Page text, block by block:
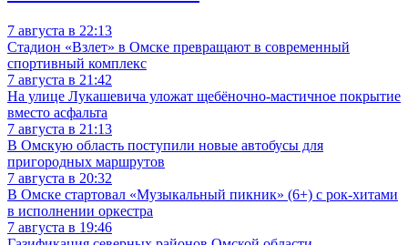
7 августа в 22:13
Стадион «Взлет» в Омске превращают в современный
спортивный комплекс
7 августа в 21:42
На улице Лукашевича уложат щебёночно-мастичное покрытие
вместо асфальта
7 августа в 21:13
В Омскую область поступили новые автобусы для
пригородных маршрутов
7 августа в 20:32
В Омске стартовал «Музыкальный пикник» (6+) с рок-хитами
в исполнении оркестра
7 августа в 19:46